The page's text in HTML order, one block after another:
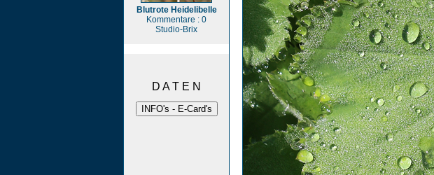
Blutrote Heidelibelle
Kommentare : 0
Studio-Brix
D A T E N